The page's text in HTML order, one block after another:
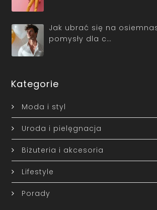
Jak ubrać się na
pomysły dla c…
Kategorie
Moda i styl
Uroda i pielęgnacja
Biżuteria i akcesoria
Lifestyle
Porady